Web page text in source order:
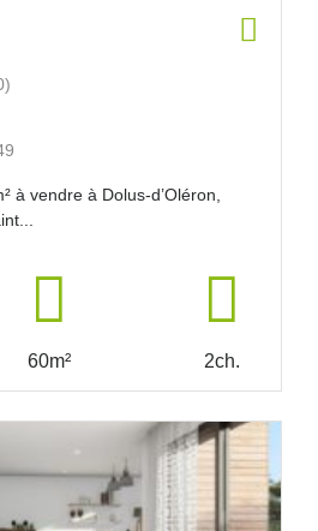
à vendre à Dolus-d’Oléron,
60m² 2ch.